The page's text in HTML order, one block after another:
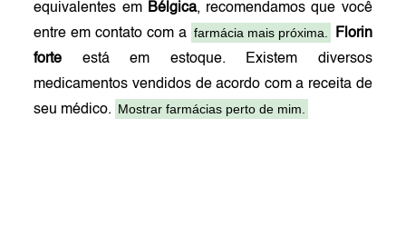
equivalentes em Bélgica, recomendamos que você
entre em contato com a farmácia mais próxima.
Florin
forte está em estoque. Existem diversos
medicamentos vendidos de acordo com a receita de
seu médico. Mostrar farmácias perto de mim.